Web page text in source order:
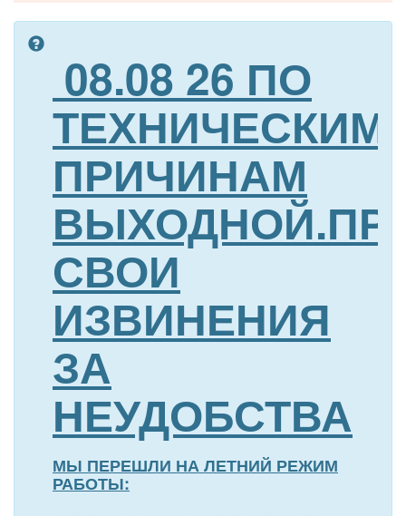
08.08 26 ПО
ТЕХНИЧЕСКИМ
ПРИЧИНАМ
СВОИ
ИЗВИНЕНИЯ
ЗА
НЕУДОБСТВА
МЫ ПЕРЕШЛИ НА ЛЕТНИЙ РЕЖИМ
РАБОТЫ: